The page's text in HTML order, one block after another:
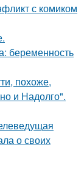
с комиком
беременность
похоже,
и Надолго".
о своих